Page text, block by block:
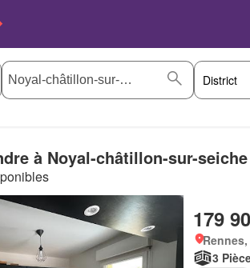
à Noyal-châtillon-sur-seiche
179
3